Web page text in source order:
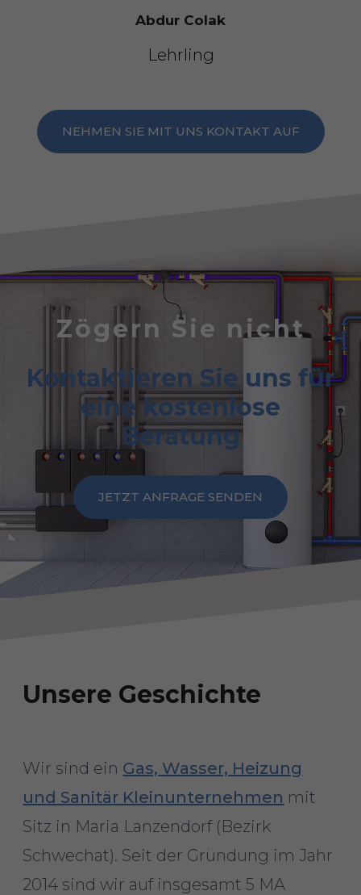
Abdur Colak
Lehrling
NEHMEN SIE MIT UNS KONTAKT AUF
Zögern Sie nicht
Kontaktieren Sie uns für
eine kostenlose
Beratung
JETZT ANFRAGE SENDEN
Unsere Geschichte
Wir sind ein Gas, Wasser, Heizung
und Sanitär Kleinunternehmen mit
Sitz in Maria Lanzendorf (Bezirk
Schwechat). Seit der Gründung im Jahr
2014 sind wir auf insgesamt 5 MA